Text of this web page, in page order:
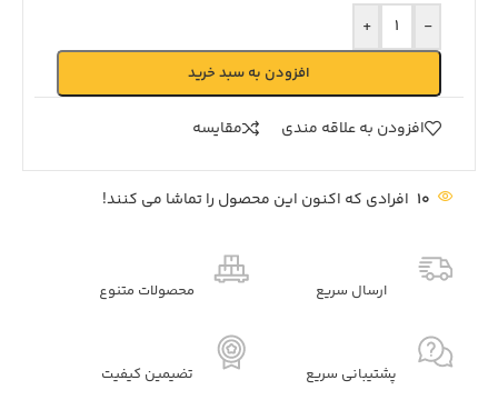
-
+
افزودن به سبد خرید
افزودن به علاقه مندی مقايسه
10 افرادی که اکنون این محصول را تماشا می کنند!
ارسال سریع محصولات متنوع
پشتیبانی سریع تضیمین کیفیت